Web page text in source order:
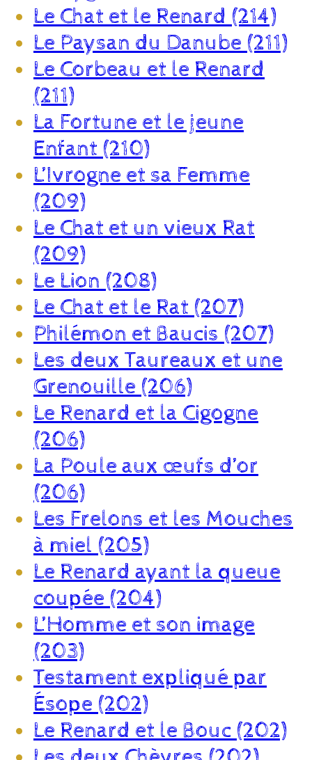
Le Chat et le Renard (214)
Le Paysan du Danube (211)
Le Corbeau et le Renard
(211)
La Fortune et le jeune
Enfant (210)
L’Ivrogne et sa Femme
(209)
Le Chat et un vieux Rat
(209)
Le Lion (208)
Le Chat et le Rat (207)
Philémon et Baucis (207)
Les deux Taureaux et une
Grenouille (206)
Le Renard et la Cigogne
(206)
La Poule aux œufs d’or
(206)
Les Frelons et les Mouches
à miel (205)
Le Renard ayant la queue
coupée (204)
L’Homme et son image
(203)
Testament expliqué par
Ésope (202)
Le Renard et le Bouc (202)